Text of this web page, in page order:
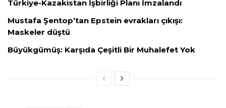
Türkiye-Kazakistan İşbirliği Planı İmzalandı
Mustafa Şentop’tan Epstein evrakları çıkışı:
Maskeler düştü
Büyükgümüş: Karşıda Çeşitli Bir Muhalefet Yok